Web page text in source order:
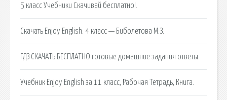
5 класс Учебники Cкачивай бесплатно!.
Скачать Enjoy English. 4 класс — Биболетова М.З.
ГДЗ СКАЧАТЬ БЕСПЛАТНО готовые домашние задания ответы.
Учебник Enjoy English за 11 класс, Рабочая Тетрадь, Книга.